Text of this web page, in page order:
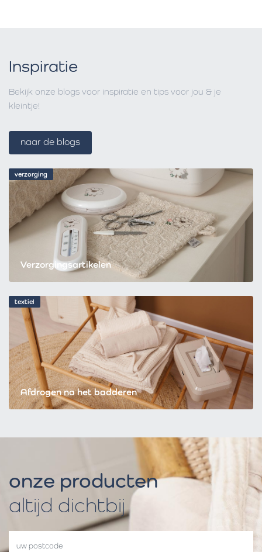
verzorging
Verzorgingsartikelen
textiel
Afdrogen na het badderen
Inspiratie
Bekijk onze blogs voor inspiratie en tips voor jou & je
kleintje!
naar de blogs
onze producten
altijd dichtbij